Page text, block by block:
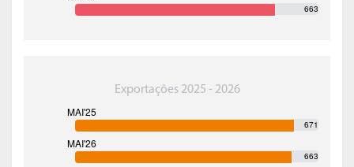
663
Exportações 2025 - 2026
671
663